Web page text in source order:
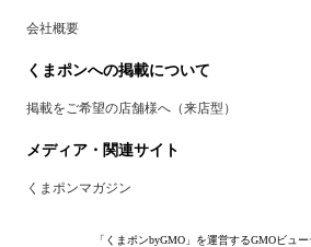
会社概要
くまポンへの掲載について
掲載をご希望の店舗様へ（来店型）
メディア・関連サイト
くまポンマガジン
「くまポンbyGMO」を運営するGMOビュ